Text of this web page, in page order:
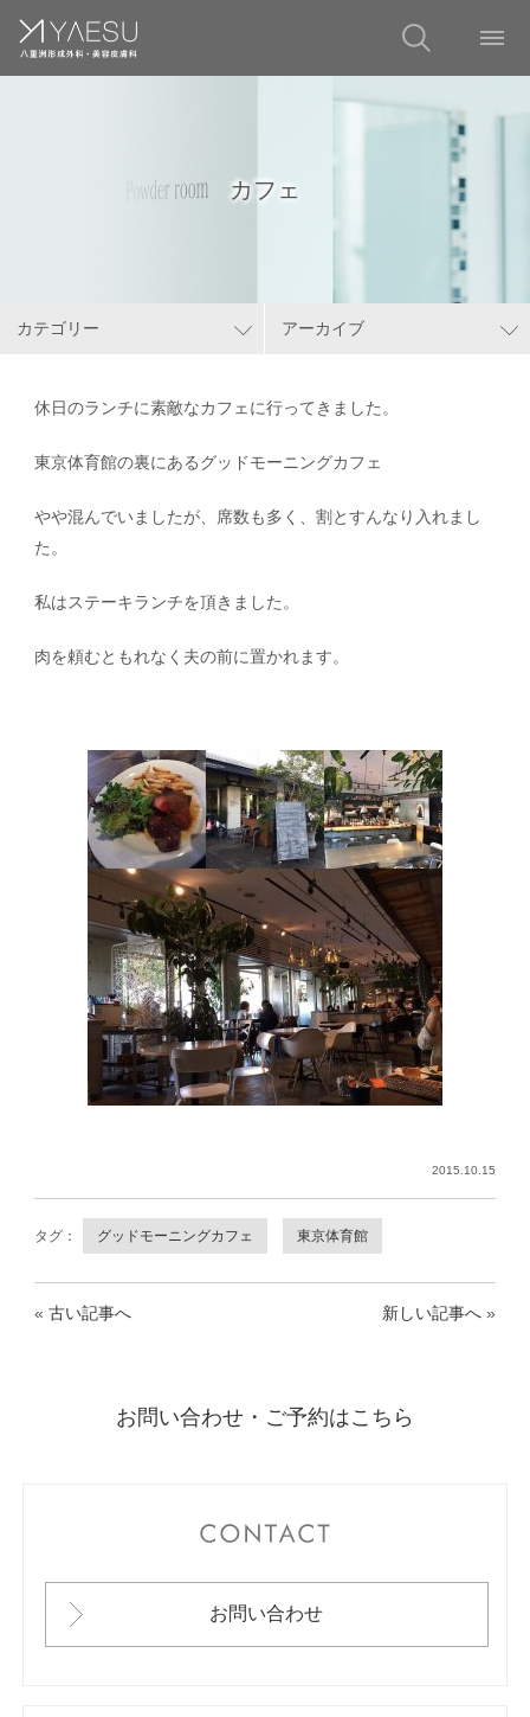
カフェ
カテゴリー アーカイブ
休日のランチに素敵なカフェに行ってきました。
東京体育館の裏にあるグッドモーニングカフェ
やや混んでいましたが、席数も多く、割とすんなり入れまし
た。
私はステーキランチを頂きました。
肉を頼むともれなく夫の前に置かれます。
2015.10.15
タグ： グッドモーニングカフェ 東京体育館
« 古い記事へ 新しい記事へ »
お問い合わせ・ご予約はこちら
お問い合わせ